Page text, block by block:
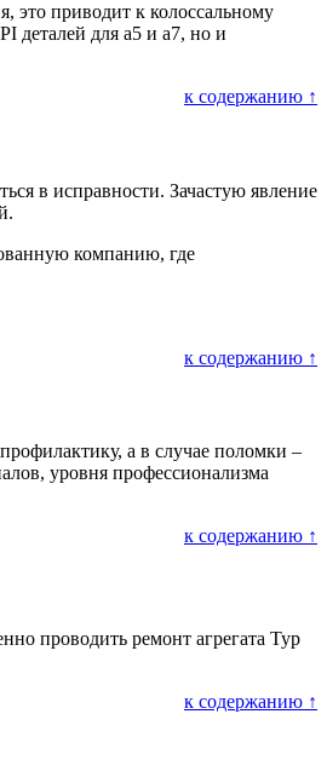
это приводит к колоссальному
деталей для а5 и а7, но и
к содержанию ↑
в исправности. Зачастую явление
компанию, где
к содержанию ↑
а в случае поломки –
уровня профессионализма
к содержанию ↑
проводить ремонт агрегата Тур
к содержанию ↑